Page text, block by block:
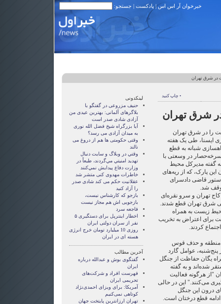
خبرخوان آر اس اس| پادکست | جستجو:
در شرق تهران
• چاپ کنید
شرق تهران
را در شرق تهران
ایسنا، طی یک هفته
شبانه به قطع
در وسعتی با
به گفته مدیرکل محیط
پارک، که از ریه‌های
قاضی دادسرای
تهران و سرو نقره‌ای
شرق تهران قطع شدند.
زیست به همراه
برای اعتراض به تخریب
کردند.
منطقه و حذف قوس
پنج‌شنبه، عوامل گارد
یگان حفاظت از جنگل
شده‌اند و به گفته
"از هرگونه فعالیت
می‌کنند." این در حالی
درون این جنگل
ادامه قطع درختان است.
لینکدونی
حنیف مزروعی در گفتگو با
بلاگرهای آلمانی: بهترین عیدی من
آزادی شادی صدر است
آيا بزرگراه شيخ فضل الله نوری
به ميدان آزادی می رسد؟
وقتی حکومتی ها هم از دروغ می
نالند
وقتي در وبلاگ و سايت دنبال
تهديد امنيتي مي‌گردند، طبعاً در
وزارت دفاع پيدايش نمي‌كنند
خاطرات مهدوی كنی متشر شد
عقلانيت حکم می کند شادی صدر
را آزاد کنيد
بازجو که کارشناس نیست،
بازجویی اش هم مجاز نیست
فاجعه سرد
اخطار اینترپل برای دستگیری ۵
نفر از سران دولتی ایران
روزی 10 ميليارد تومان خرج انرژی
هسته ای در ايران
آخرین مطالب
گفتگوی بوش و عبدالله درباره
ایران
فهرست افراد و شرکت‌های
تحریمی ایران
آمریکا: برای ویزای احمدی‌نژاد
کوتاهی نمی‌کنیم
تهران ارزانترین پایتخت جهان